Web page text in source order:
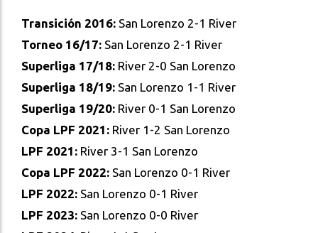
Transición 2016: San Lorenzo 2-1 River
Torneo 16/17: San Lorenzo 2-1 River
Superliga 17/18: River 2-0 San Lorenzo
Superliga 18/19: San Lorenzo 1-1 River
Superliga 19/20: River 0-1 San Lorenzo
Copa LPF 2021: River 1-2 San Lorenzo
LPF 2021: River 3-1 San Lorenzo
Copa LPF 2022: San Lorenzo 0-1 River
LPF 2022: San Lorenzo 0-1 River
LPF 2023: San Lorenzo 0-0 River